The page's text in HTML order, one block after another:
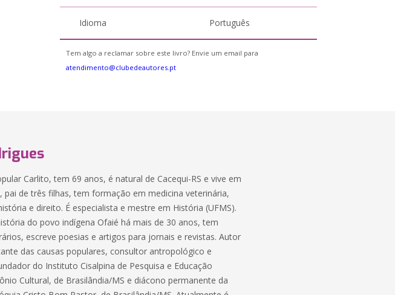
Idioma Português
Tem algo a reclamar sobre este livro? Envie um email para
atendimento@clubedeautores.pt
Carlito, tem 69 anos, é natural de Cacequi-RS e vive em
pai de três filhas, tem formação em medicina veterinária,
e direito. É especialista e mestre em História (UFMS).
do povo indígena Ofaié há mais de 30 anos, tem
escreve poesias e artigos para jornais e revistas. Autor
das causas populares, consultor antropológico e
do Instituto Cisalpina de Pesquisa e Educação
Cultural, de Brasilândia/MS e diácono permanente da